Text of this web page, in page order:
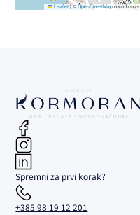
Leaflet |© OpenStreetMapcontributors
Spremni za prvi korak?
+385 98 19 12 201